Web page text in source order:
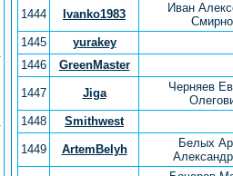
1444 Ivanko1983
Иван
1445
yurakey
1446
GreenMaster
1447 Jiga
Черняев
1448
Smithwest
1449 ArtemBelyh
Белых